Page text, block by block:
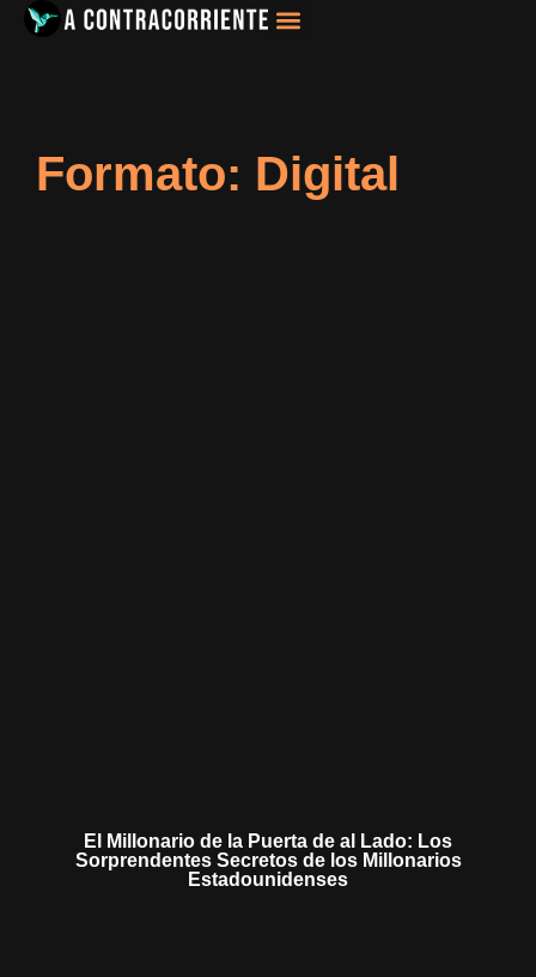
Formato: Digital
El Millonario de la Puerta de al Lado: Los
Sorprendentes Secretos de los Millonarios
Estadounidenses